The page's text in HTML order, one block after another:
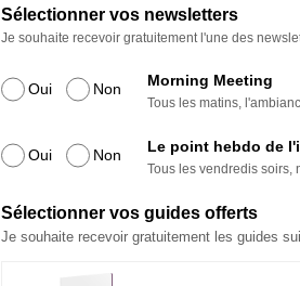
Sélectionner vos newsletters
Je souhaite recevoir gratuitement l'une des
Oui Non Morning Meeting
Tous les matins,
Oui Non Le point hebdo de
Tous les vendredis soirs,
Sélectionner vos guides offerts
Je souhaite recevoir gratuitement les guides